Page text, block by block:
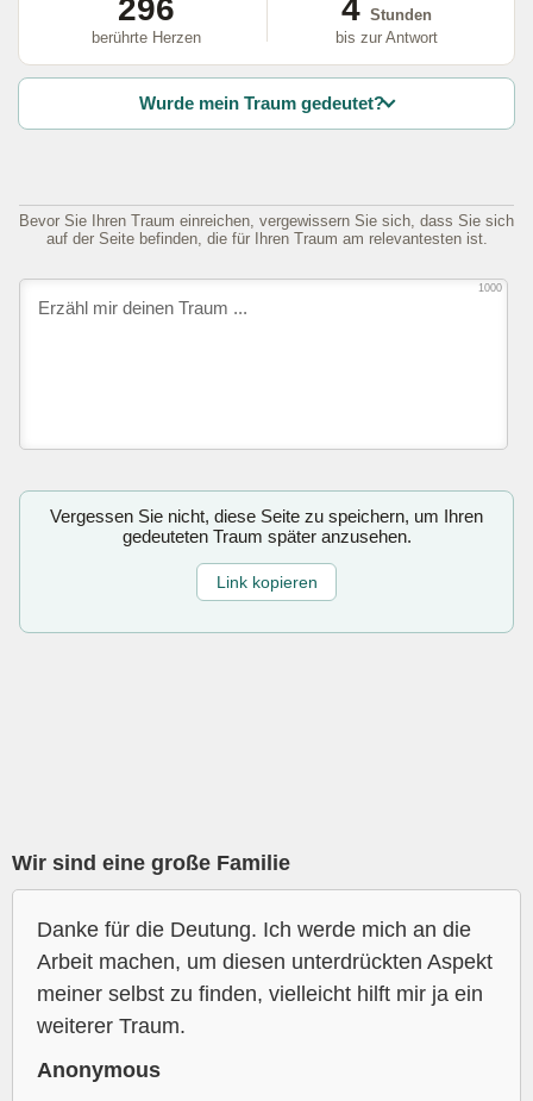
296
berührte Herzen
4 Stunden
bis zur Antwort
Wurde mein Traum gedeutet?
Bevor Sie Ihren Traum einreichen, vergewissern Sie sich, dass Sie sich
auf der Seite befinden, die für Ihren Traum am relevantesten ist.
1000
Vergessen Sie nicht, diese Seite zu speichern, um Ihren
gedeuteten Traum später anzusehen.
Link kopieren
Wir sind eine große Familie
Danke für die Deutung. Ich werde mich an die
Arbeit machen, um diesen unterdrückten Aspekt
meiner selbst zu finden, vielleicht hilft mir ja ein
weiterer Traum.
Anonymous